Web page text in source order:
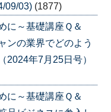
09/03) (1877)
に～基礎講座Ｑ＆
の業界でどのよう
2024年7月25日号）
に～基礎講座Ｑ＆